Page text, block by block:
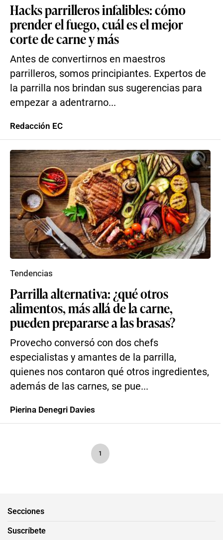
Hacks parrilleros infalibles: cómo
prender el fuego, cuál es el mejor
corte de carne y más
Antes de convertirnos en maestros
parrilleros, somos principiantes. Expertos de
la parrilla nos brindan sus sugerencias para
empezar a adentrarno...
Redacción EC
Parrilla alternativa: ¿qué otros
alimentos, más allá de la carne,
pueden prepararse a las brasas?
Provecho conversó con dos chefs
especialistas y amantes de la parrilla,
quienes nos contaron qué otros ingredientes,
además de las carnes, se pue...
Tendencias
Pierina Denegri Davies
1
Secciones
Suscríbete